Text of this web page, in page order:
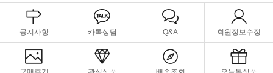
공지사항 카톡상담 Q&A 회원정보수정